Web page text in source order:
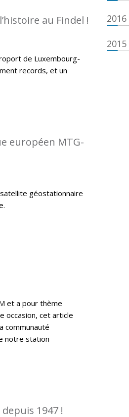
au Findel !
de Luxembourg-
records, et un
européen MTG-
géostationnaire
et a pour thème
occasion, cet article
communauté
notre station
1947 !
2016
2015